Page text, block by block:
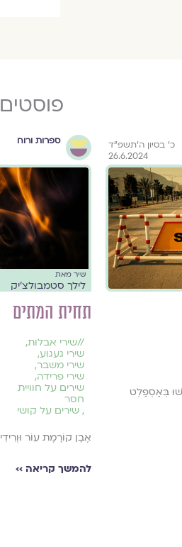
כ׳ בסיון ה׳תשפ״ד
26.6.2024
בְּאַסְפַלְט
ספרות ורוח
שיר מאת
לילך סטמבולצ'יק
תחית המתים
//שירי אבלות,
שירי געגוע,
שירי משבר,
שירי פרידה,
שירים על חוויית
חסר
, שירים על קושי
אֶבֶן קוֹרֶמֶת עוֹר
להמשך קריאה ››